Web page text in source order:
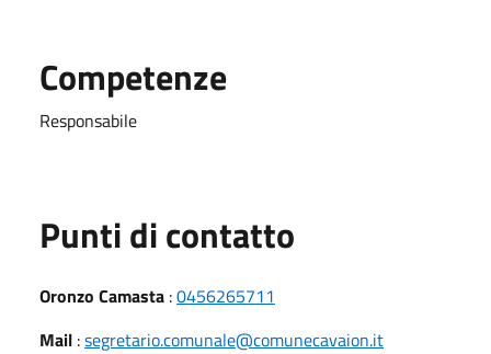
Competenze
Responsabile
Punti di contatto
Oronzo Camasta :0456265711
Mail :segretario.comunale@comunecavaion.it